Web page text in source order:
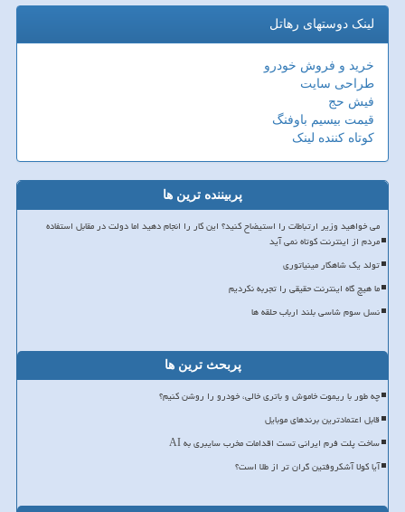
لینک دوستهای رهاتل
خرید و فروش خودرو
طراحی سایت
فیش حج
قیمت بیسیم باوفنگ
کوتاه کننده لینک
پربیننده ترین ها
می خواهید وزیر ارتباطات را استیضاح کنید؟ این کار را انجام دهید اما دولت در مقابل استفاده
مردم از اینترنت کوتاه نمی آید
تولد یک شاهکار مینیاتوری
ما هیچ گاه اینترنت حقیقی را تجربه نکردیم
نسل سوم شاسی بلند ارباب حلقه ها
پربحث ترین ها
چه طور با ریموت خاموش و باتری خالی، خودرو را روشن کنیم؟
قابل اعتمادترین برندهای موبایل
ساخت پلت فرم ایرانی تست اقدامات مخرب سایبری به AI
آیا کولا آشکروفتین گران تر از طلا است؟